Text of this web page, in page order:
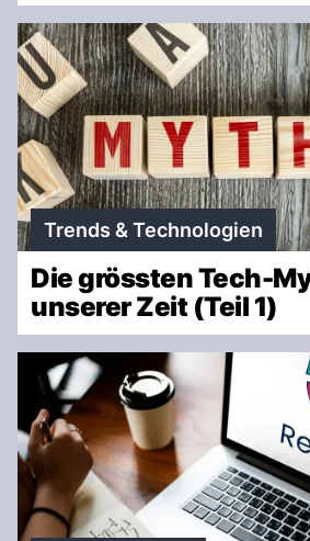
Trends & Technologien
Die grössten Tech-
unserer Zeit (Teil 1)